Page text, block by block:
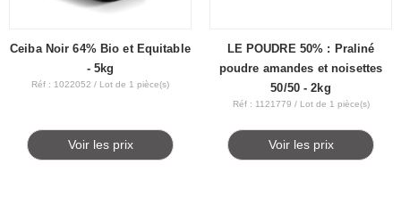
Ceiba Noir 64% Bio et Equitable
- 5kg
Réf : 1022052 / Lot de 1 pièce(s)
Voir les prix
LE POUDRE 50% : Praliné
poudre amandes et noisettes
50/50 - 2kg
Réf : 1121779 / Lot de 1 pièce(s)
Voir les prix